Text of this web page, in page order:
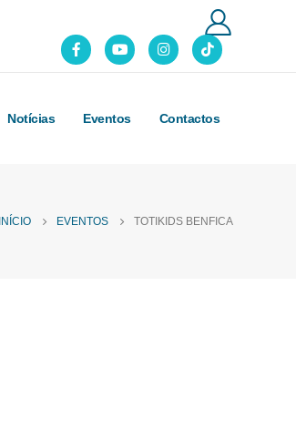
Notícias Eventos Contactos
INÍCIO EVENTOS TOTIKIDS BENFICA